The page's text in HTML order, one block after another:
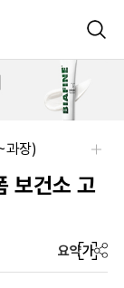
과장)
보건소 고
요약가